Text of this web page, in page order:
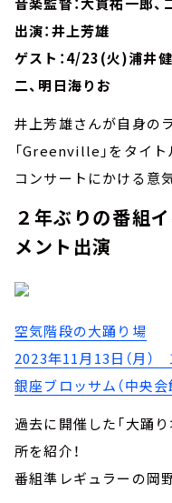
出演：井上芳雄
ゲスト：4/23(火)浦井
二、明日海りお
井上芳雄さんが自身の
「Greenville」をタイ
コンサートにかける意
２年ぶりの番組
メント出演
空気階段の大踊り場
2023年11月13日（月
銀座ブロッサム（中央会
過去に開催した「大踊
所を紹介！
番組準レギュラーの岡